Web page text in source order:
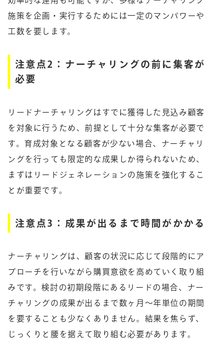
施策を企画・実行するためには一定のマンパワーや
工数を要します。
注意点2：ナーチャリングの前に集客が
必要
リードナーチャリングはすでに獲得した見込み顧客
を対象に行うため、前提として十分な集客が必要で
す。育成対象となる顧客が少ない場合、ナーチャリ
ングを行っても限定的な成果しか得られないため、
まずはリードジェネレーションの施策を強化するこ
とが重要です。
注意点3：成果が出るまで時間がかかる
ナーチャリングは、顧客の状況に応じて段階的にア
プローチを行いながら購買意欲を高めていく取り組
みです。検討の初期段階にあるリードの場合、ナー
チャリングの成果が出るまで数ヶ月～年単位の期間
を要することも少なくありません。結果を焦らず、
じっくりと腰を据えて取り組む必要があります。